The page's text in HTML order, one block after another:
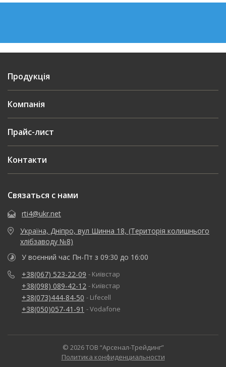
Продукція
Компанія
Прайс-лист
Контакти
Связаться с нами
rti4@ukr.net
Україна, Дніпро, вул Шинна 18, (Територія колишнього
хлібзаводу №8)
У воєнний час Пн-Пт з 09:30 до 16:00
+38(067) 523-22-09 - Київстар
+38(098) 089-42-12 - Київстар
+38(073)444-84-50 - Lifecell
+38(050)057-41-91 - Vodafone
© 2026 ТОВ “Арсенал-Трейдинг”
Политика конфиденциальности